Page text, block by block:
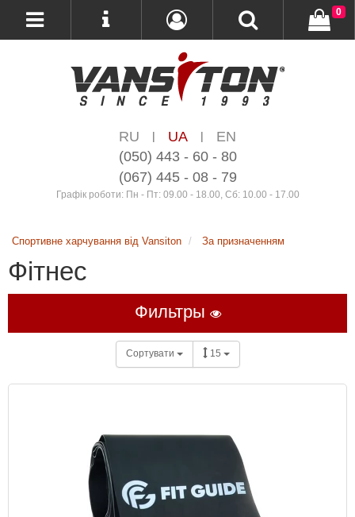
RU | UA |
EN
(050) 443 - 60 - 80
(067) 445 - 08 - 79
Графік роботи: Пн - Пт: 09.00 - 18.00, Сб: 10.00 - 17.00
0
Спортивне харчування від Vansiton За призначенням
Фітнес
Фильтры
Сортувати 15